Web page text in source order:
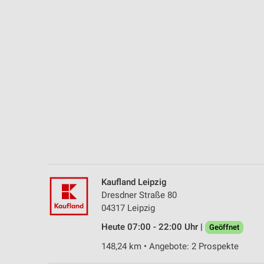
Kaufland Leipzig
Dresdner Straße 80
04317 Leipzig
Heute 07:00 - 22:00 Uhr |
Geöffnet
148,24 km • Angebote: 2 Prospekte
Performance